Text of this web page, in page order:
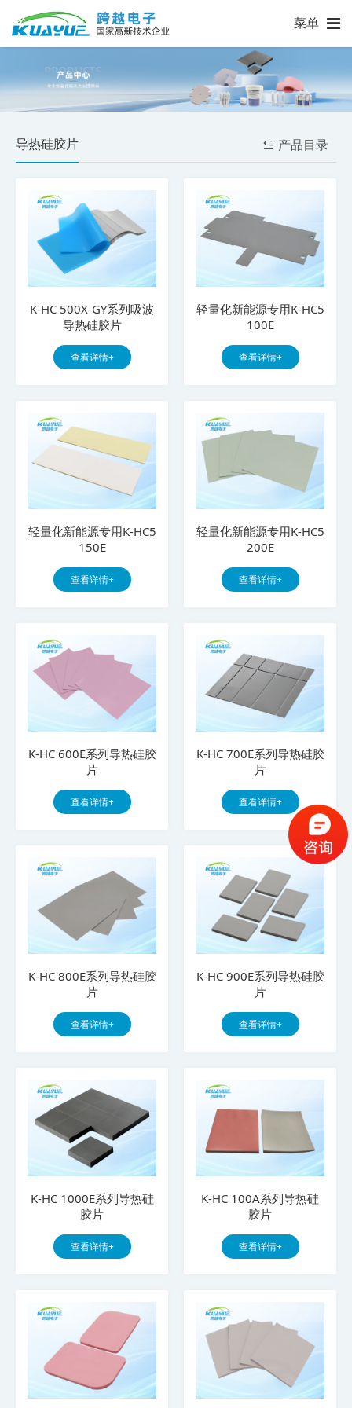
菜单
导热硅胶片 产品目录
K-HC 500X-GY系列吸波
导热硅胶片
查看详情+
轻量化新能源专用K-HC5
100E
查看详情+
轻量化新能源专用K-HC5
150E
查看详情+
轻量化新能源专用K-HC5
200E
查看详情+
K-HC 600E系列导热硅胶
片
查看详情+
K-HC 700E系列导热硅胶
片
查看详情+
K-HC 800E系列导热硅胶
片
查看详情+
K-HC 900E系列导热硅胶
片
查看详情+
K-HC 1000E系列导热硅
胶片
查看详情+
K-HC 100A系列导热硅
胶片
查看详情+